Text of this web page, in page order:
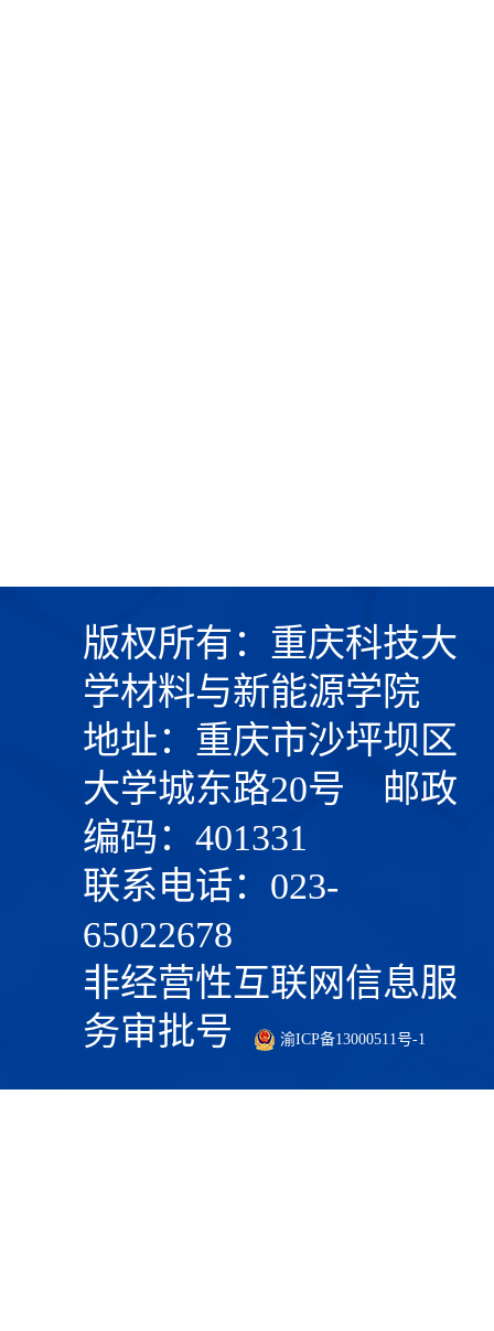
版权所有：重庆科技大
学材料与新能源学院
地址：重庆市沙坪坝区
大学城东路20号 邮政
编码：401331
联系电话：023-
65022678
非经营性互联网信息服
务审批号
渝ICP备13000511号-1